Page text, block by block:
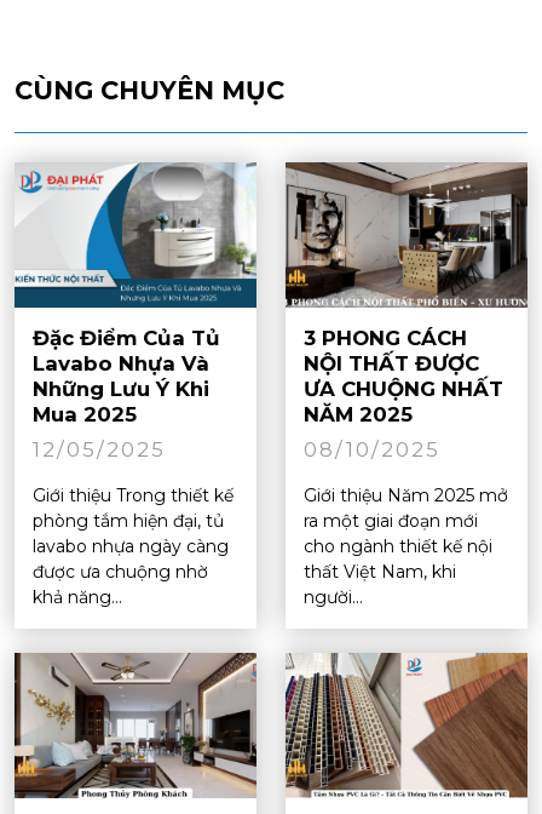
CÙNG CHUYÊN MỤC
Đặc Điểm Của Tủ
Lavabo Nhựa Và
Những Lưu Ý Khi
Mua 2025
12/05/2025
Giới thiệu Trong thiết kế
phòng tắm hiện đại, tủ
lavabo nhựa ngày càng
được ưa chuộng nhờ
khả năng...
3 PHONG CÁCH
NỘI THẤT ĐƯỢC
ƯA CHUỘNG NHẤT
NĂM 2025
08/10/2025
Giới thiệu Năm 2025 mở
ra một giai đoạn mới
cho ngành thiết kế nội
thất Việt Nam, khi
người...